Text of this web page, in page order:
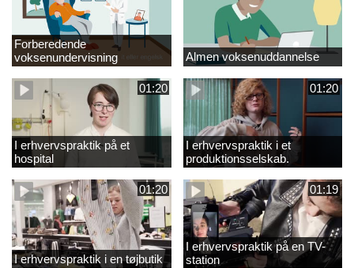
Forberedende
voksenundervisning
Almen voksenuddannelse
01:20
I erhvervspraktik på et
hospital
01:20
I erhvervspraktik i et
produktionsselskab.
01:20
I erhvervspraktik i en tøjbutik
01:19
I erhvervspraktik på en TV-
station